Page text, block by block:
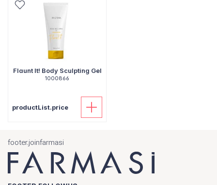
Flaunt It! Body Sculpting Gel
1000866
productList.price
footer.joinfarmasi